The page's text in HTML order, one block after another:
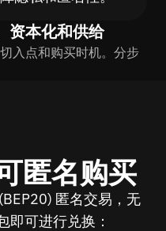
资本化和供给
入点和购买时机。分步
匿名购买
匿名交易，无
即可进行兑换：